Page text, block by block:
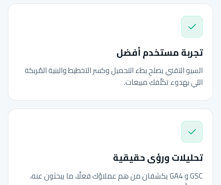
تجربة مستخدم أفضل
السيو التقني يصلح بطء التحميل وكسر التخطيط والبنية المُربكة
اللي بهدوء تكلّفك مبيعات.
تحليلات ورؤى حقيقية
GSC و GA4 يكشفان من هم عملاؤك فعلًا، ما يبحثون عنه،